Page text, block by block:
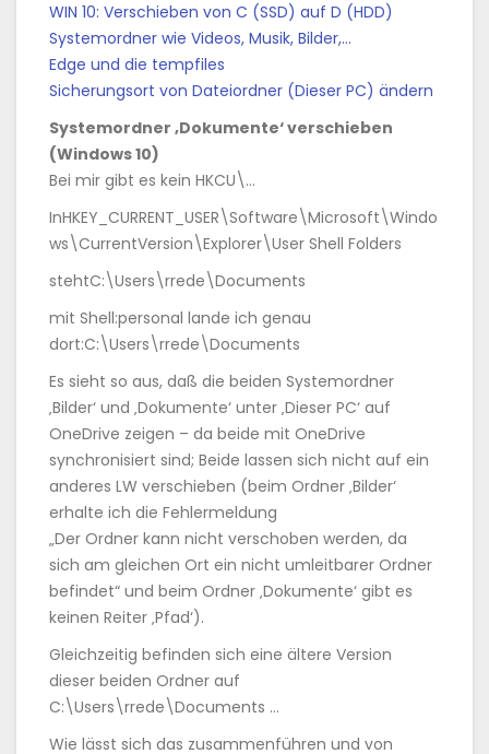
WIN 10: Verschieben von C (SSD) auf D (HDD)
Systemordner wie Videos, Musik, Bilder,…
Edge und die tempfiles
Sicherungsort von Dateiordner (Dieser PC) ändern
Systemordner ‚Dokumente‘ verschieben
(Windows 10)
Bei mir gibt es kein HKCU\…
InHKEY_CURRENT_USER\Software\Microsoft\Windo
ws\CurrentVersion\Explorer\User Shell Folders
stehtC:\Users\rrede\Documents
mit Shell:personal lande ich genau
dort:C:\Users\rrede\Documents
Es sieht so aus, daß die beiden Systemordner
‚Bilder‘ und ‚Dokumente‘ unter ‚Dieser PC‘ auf
OneDrive zeigen – da beide mit OneDrive
synchronisiert sind; Beide lassen sich nicht auf ein
anderes LW verschieben (beim Ordner ‚Bilder‘
erhalte ich die Fehlermeldung
„Der Ordner kann nicht verschoben werden, da
sich am gleichen Ort ein nicht umleitbarer Ordner
befindet“ und beim Ordner ‚Dokumente‘ gibt es
keinen Reiter ‚Pfad‘).
Gleichzeitig befinden sich eine ältere Version
dieser beiden Ordner auf
C:\Users\rrede\Documents …
Wie lässt sich das zusammenführen und von